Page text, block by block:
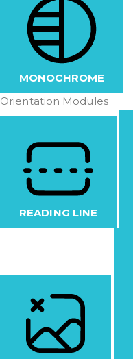
MONOCHROME
Orientation Modules
READING LINE